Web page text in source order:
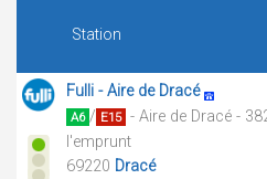
Station
Fulli - Aire de Dracé
A6 / E15 - Aire de Dracé -
l'emprunt
69220 Dracé